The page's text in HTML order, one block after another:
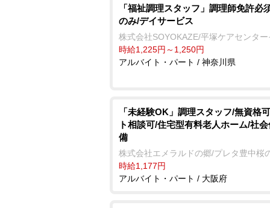
「福祉調理スタッフ」調理師免許必
のみ/デイサービス
株式会社SOYOKAZE/平塚ケアセンタ
時給1,225円～1,250円
アルバイト・パート / 神奈川県
「未経験OK」調理スタッフ/無資格
ト相談可/住宅型有料老人ホーム/社
備
株式会社エメラルドの郷/プレタ豊中桜
時給1,177円
アルバイト・パート / 大阪府